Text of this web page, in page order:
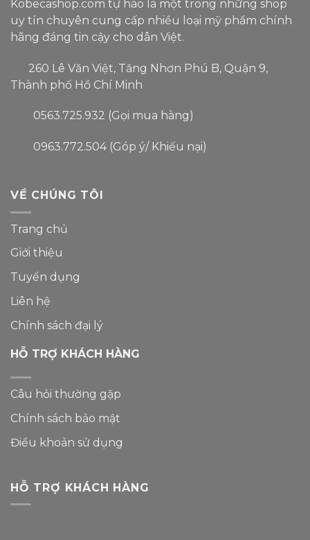
Kobecashop.com tự hào là một trong những shop
uy tín chuyên cung cấp nhiều loại mỹ phẩm chính
hãng đáng tin cậy cho dân Việt.
260 Lê Văn Việt, Tăng Nhơn Phú B, Quận 9,
Thành phố Hồ Chí Minh
0563.725.932 (Gọi mua hàng)
0963.772.504 (Góp ý/ Khiếu nại)
VỀ CHÚNG TÔI
Trang chủ
Giới thiệu
Tuyển dụng
Liên hệ
Chính sách đại lý
HỖ TRỢ KHÁCH HÀNG
Câu hỏi thường gặp
Chính sách bảo mật
Điều khoản sử dụng
HỖ TRỢ KHÁCH HÀNG